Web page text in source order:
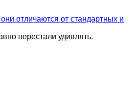
отличаются от стандартных и
перестали удивлять.